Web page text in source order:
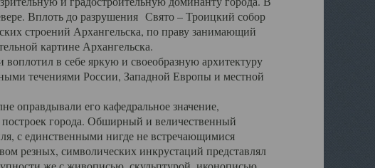
Вплоть до разрушения Свято – Троицкий собор
строений Архангельска, по праву занимающий
картине Архангельска.
в себе яркую и своеобразную архитектуру
течениями России, Западной Европы и местной
оправдывали его кафедральное значение,
города. Обширный и величественный
с единственными нигде не встречающимися
резных, символических инкрустаций представлял